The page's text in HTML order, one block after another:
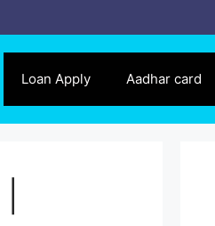
Loan Apply Aadhar card